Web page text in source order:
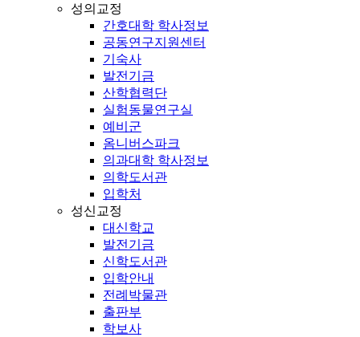
성의교정
간호대학 학사정보
공동연구지원센터
기숙사
발전기금
산학협력단
실험동물연구실
예비군
옴니버스파크
의과대학 학사정보
의학도서관
입학처
성신교정
대신학교
발전기금
신학도서관
입학안내
전례박물관
출판부
학보사